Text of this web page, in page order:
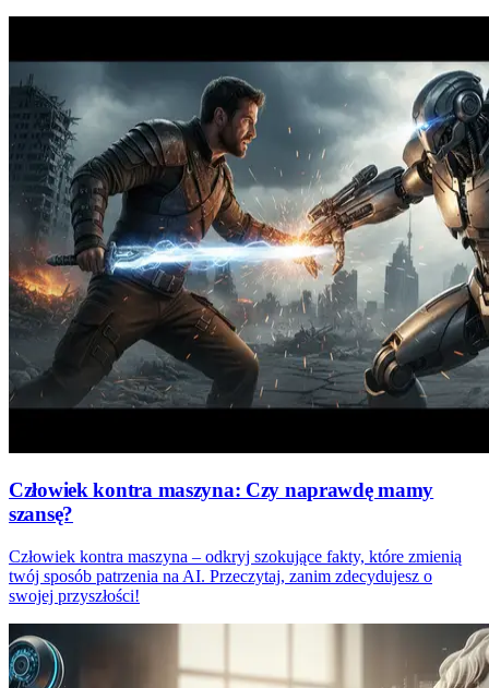
Człowiek kontra maszyna: Czy naprawdę mamy
szansę?
Człowiek kontra maszyna – odkryj szokujące fakty, które zmienią
twój sposób patrzenia na AI. Przeczytaj, zanim zdecydujesz o
swojej przyszłości!